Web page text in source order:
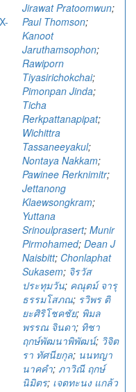
Jirawat Pratoomwun;
Paul Thomson;
Kanoot
Jaruthamsophon;
Rawiporn
Tiyasirichokchai;
Pimonpan Jinda;
Ticha
Rerkpattanapipat;
Wichittra
Tassaneeyakul;
Nontaya Nakkam;
Pawinee Rerknimitr;
Jettanong
Klaewsongkram;
Yuttana
Srinoulprasert; Munir
Pirmohamed; Dean J
Naisbitt; Chonlaphat
Sukasem; จิรวัส
ประทุมวัน; คณุตม์ จารุ
ธรรมโสภณ; รวิพร ติ
ยะศิริโชคชัย; พิมล
พรรณ จินดา; ทิชา
ฤกษ์พัฒนาพิพัฒน์; วิจิต
รา ทัศนียกุล; นนทญา
นาคคำ; ภาวิณี ฤกษ์
นิมิตร; เจตทะนง แกล้ว